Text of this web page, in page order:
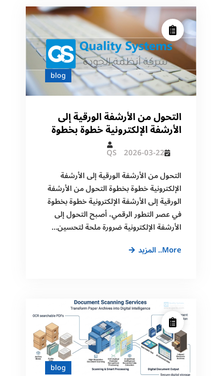
إلكترونية
موثوق
للمؤسسات
blog
التحول من الأرشفة الورقية إلى
الأرشفة الإلكترونية خطوة بخطوة
2026-03-22
QS
التحول من الأرشفة الورقية إلى الأرشفة
الإلكترونية خطوة بخطوة التحول من الأرشفة
الورقية إلى الأرشفة الإلكترونية خطوة بخطوة
في عصر التطور الرقمي، أصبح التحول إلى
الأرشفة الإلكترونية ضرورة ملحة لتحسين…
More.. المزيد
التحول
إلى
الأرشفة
الإلكترونية
خطوة
بخطوة
blog